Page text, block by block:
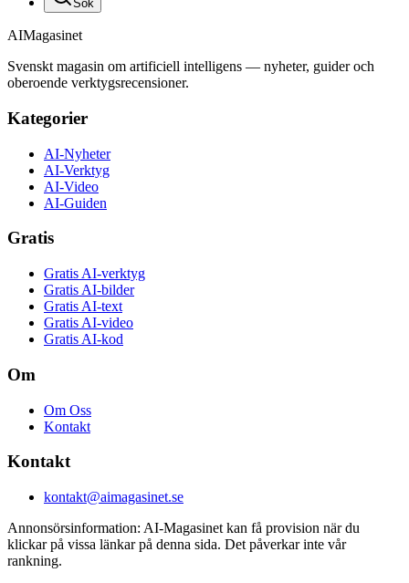
Sök
AIMagasinet
Svenskt magasin om artificiell intelligens — nyheter, guider och
oberoende verktygsrecensioner.
Kategorier
AI-Nyheter
AI-Verktyg
AI-Video
AI-Guiden
Gratis
Gratis AI-verktyg
Gratis AI-bilder
Gratis AI-text
Gratis AI-video
Gratis AI-kod
Om
Om Oss
Kontakt
Kontakt
kontakt@aimagasinet.se
Annonsörsinformation: AI-Magasinet kan få provision när du
klickar på vissa länkar på denna sida. Det påverkar inte vår
rankning.